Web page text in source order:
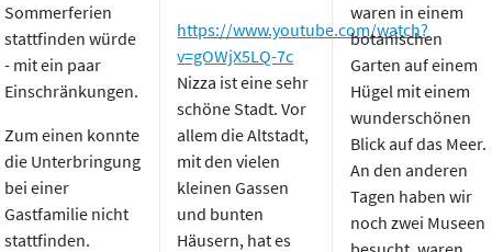
Sommerferien
stattfinden würde
- mit ein paar
Einschränkungen.
Zum einen konnte
die Unterbringung
bei einer
Gastfamilie nicht
stattfinden.
https://www.youtube.com/watch?
v=gOWjX5LQ-7c
Nizza ist eine sehr
schöne Stadt. Vor
allem die Altstadt,
mit den vielen
kleinen Gassen
und bunten
Häusern, hat es
waren in einem
botanischen
Garten auf einem
Hügel mit einem
wunderschönen
Blick auf das Meer.
An den anderen
Tagen haben wir
noch zwei Museen